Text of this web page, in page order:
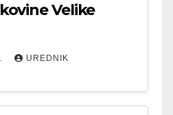
Velike
UREDNIK